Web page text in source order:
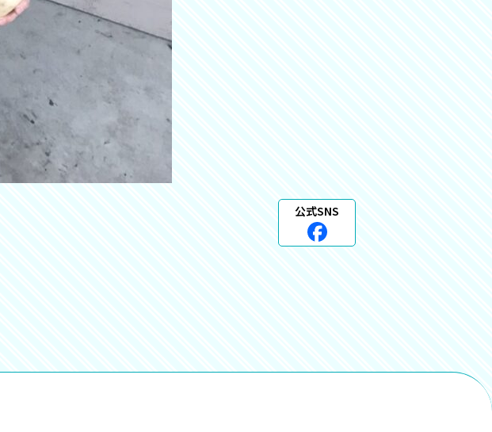
公式SNS